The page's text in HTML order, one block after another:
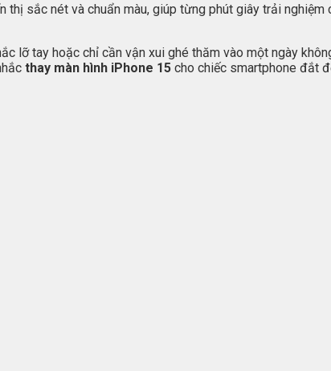
thị sắc nét và chuẩn màu, giúp từng phút giây trải nghiệm
lỡ tay hoặc chỉ cần vận xui ghé thăm vào một ngày
thay màn hình iPhone 15 cho chiếc smartphone đắt